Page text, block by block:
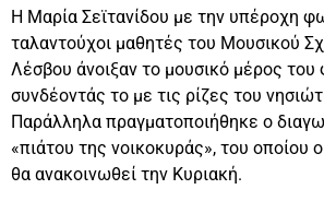
Η Μαρία Σεϊτανίδου με την υπέροχη
ταλαντούχοι μαθητές του Μουσικού
Λέσβου άνοιξαν το μουσικό μέρος του
συνδέοντάς το με τις ρίζες του
Παράλληλα πραγματοποιήθηκε ο
«πιάτου της νοικοκυράς», του οποίου
θα ανακοινωθεί την Κυριακή.